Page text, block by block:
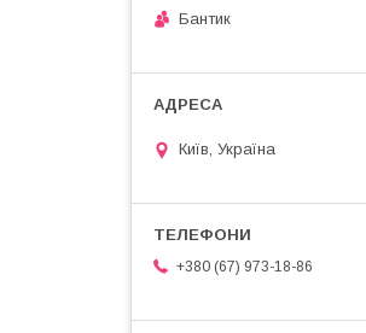
Бантик
Київ, Україна
+380 (67) 973-18-86